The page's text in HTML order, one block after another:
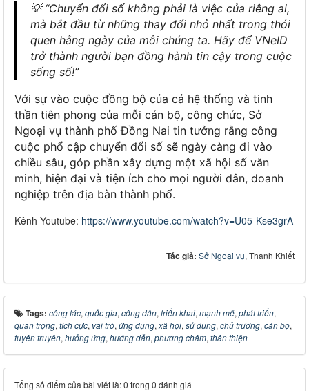
💡“Chuyển đổi số không phải là việc của riêng ai,
mà bắt đầu từ những thay đổi nhỏ nhất trong thói
quen hằng ngày của mỗi chúng ta. Hãy để VNeID
trở thành người bạn đồng hành tin cậy trong cuộc
sống số!”
Với sự vào cuộc đồng bộ của cả hệ thống và tinh
thần tiên phong của mỗi cán bộ, công chức, Sở
Ngoại vụ thành phố Đồng Nai tin tưởng rằng công
cuộc phổ cập chuyển đổi số sẽ ngày càng đi vào
chiều sâu, góp phần xây dựng một xã hội số văn
minh, hiện đại và tiện ích cho mọi người dân, doanh
nghiệp trên địa bàn thành phố.
Kênh Youtube: https://www.youtube.com/watch?v=U05-Kse3grA
Tác giả: Sở Ngoại vụ, Thanh Khiết
Tags: công tác, quốc gia, công dân, triển khai, mạnh mẽ, phát triển,
quan trọng, tích cực, vai trò, ứng dụng, xã hội, sử dụng, chủ trương, cán bộ,
tuyên truyền, hưởng ứng, hướng dẫn, phương châm, thân thiện
Tổng số điểm của bài viết là: 0 trong 0 đánh giá